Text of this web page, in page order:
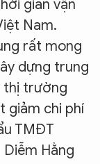
gian vận
Nam.
rất mong
dựng trung
thị trường
giảm chi phí
TMĐT
Diễm Hằng